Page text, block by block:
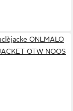
ONLMALO
OTW NOOS